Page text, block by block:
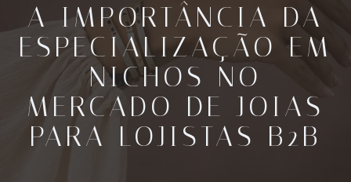
A IMPORTÂNCIA DA
ESPECIALIZAÇÃO EM
NICHOS NO
MERCADO DE JOIAS
PARA LOJISTAS B2B